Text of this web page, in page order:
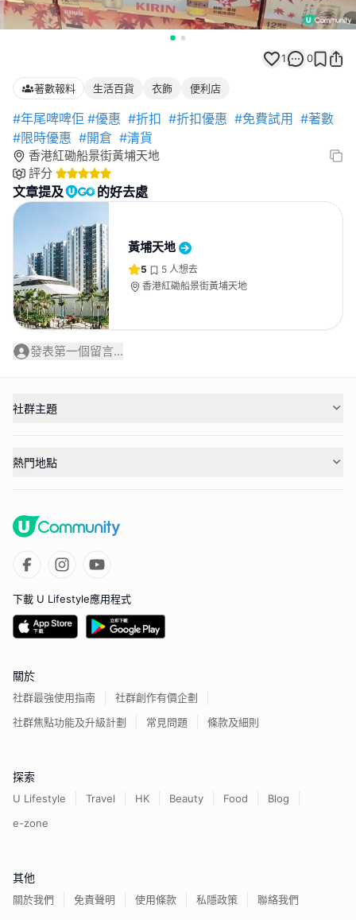
1 0
著數報料 生活百貨 衣飾 便利店
#年尾啤啤佢 #優惠 #折扣 #折扣優惠 #免費試用 #著數
#限時優惠 #開倉 #清貨
香港紅磡船景街黃埔天地
評分
文章提及 的好去處
黃埔天地
5 5 人想去
香港紅磡船景街黃埔天地
發表第一個留言...
社群主題
熱門地點
下載 U Lifestyle應用程式
關於
社群最強使用指南
社群創作有價企劃
社群焦點功能及升級計劃
常見問題 條款及細則
探索
U Lifestyle Travel HK Beauty Food
Blog
e-zone
其他
關於我們 免責聲明 使用條款 私隱政策 聯絡我們